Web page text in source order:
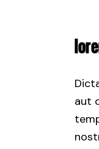
aut